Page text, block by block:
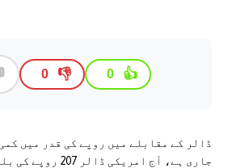
👍
0
👎
0
ڈالر کے مقابلے میں روپے کی قدر میں
جاری ہے، آج امریکی